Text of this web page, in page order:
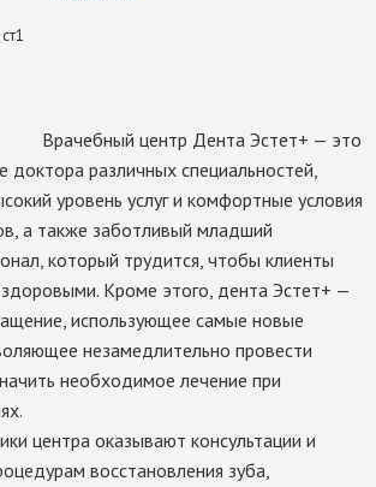
Врачебный центр Дента Эстет+ — это
доктора различных специальностей,
уровень услуг и комфортные условия
а также заботливый младший
который трудится, чтобы клиенты
здоровыми. Кроме этого, дента Эстет+ —
использующее самые новые
незамедлительно провести
необходимое лечение при
центра оказывают консультации и
восстановления зуба,